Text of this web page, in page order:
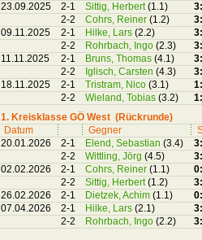
23.09.2025
2-1 Sittig, Herbert(1.1)
2-2
Cohrs, Reiner (1.2)
09.11.2025
2-1 Hilke, Lars (2.2)
2-2
Rohrbach, Ingo (2.3)
11.11.2025
2-1 Bruns, Thomas (4.1)
2-2
Iglisch, Carsten (4.3)
18.11.2025
2-1 Tristram, Nico (3.1)
2-2
Wieland, Tobias (3.2)
1. Kreisklasse GÖ West (Rückrunde)
Datum
Gegner
20.01.2026
2-1 Elend, Sebastian (3.4)
2-2
Wittling, Jörg (4.5)
02.02.2026
2-1 Cohrs, Reiner (1.1)
2-2
Sittig, Herbert(1.2)
26.02.2026
2-1 Dietzek, Achim (1.1)
07.04.2026
2-1 Hilke, Lars (2.1)
2-2
Rohrbach, Ingo (2.2)